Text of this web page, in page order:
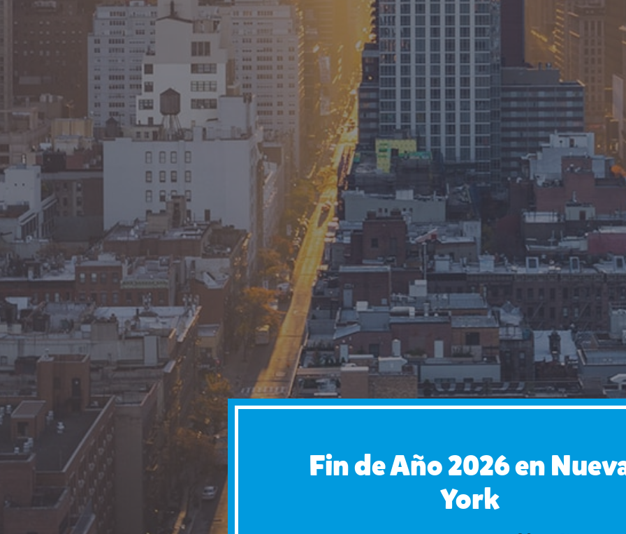
Fin de Año 2026 en
York